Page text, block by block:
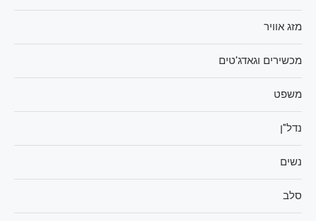
מזג אוויר
מכשירים וגאדג'טים
משפט
נדל"ן
נשים
סלב